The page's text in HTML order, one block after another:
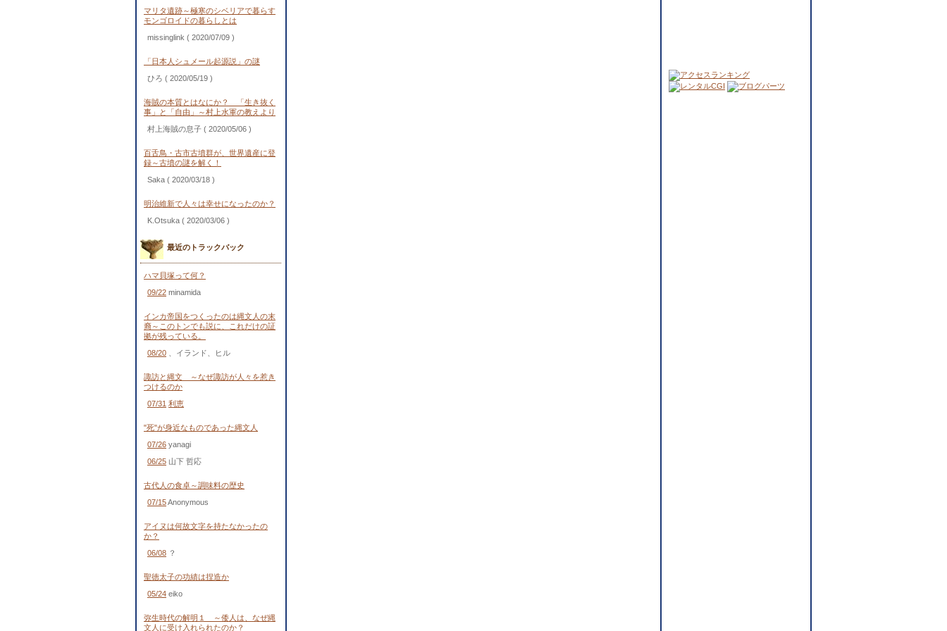
マリタ遺跡～極寒のシベリアで暮らす
モンゴロイドの暮らしとは
missinglink ( 2020/07/09 )
「日本人シュメール起源説」の謎
ひろ ( 2020/05/19 )
海賊の本質とはなにか？ 「生き抜く
事」と「自由」～村上水軍の教えより
村上海賊の息子 ( 2020/05/06 )
百舌鳥・古市古墳群が、世界遺産に登
録～古墳の謎を解く！
Saka ( 2020/03/18 )
明治維新で人々は幸せになったのか？
K.Otsuka ( 2020/03/06 )
最近のトラックバック
ハマ貝塚って何？
09/22 minamida
インカ帝国をつくったのは縄文人の末
裔～このトンでも説に、これだけの証
拠が残っている。
08/20
、イランド、ヒル
諏訪と縄文 ～なぜ諏訪が人々を惹き
つけるのか
07/31 利恵
"死"が身近なものであった縄文人
07/26 yanagi
06/25 山下 哲応
古代人の食卓～調味料の歴史
07/15Anonymous
アイヌは何故文字を持たなかったの
か？
06/08 ？
聖徳太子の功績は捏造か
05/24 eiko
弥生時代の解明１ ～倭人は、なぜ縄
文人に受け入れられたのか？